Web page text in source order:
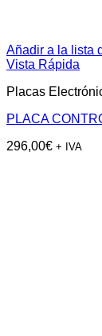
Añadir a la lista
Vista Rápida
Placas
PLACA
296,00€ + IVA